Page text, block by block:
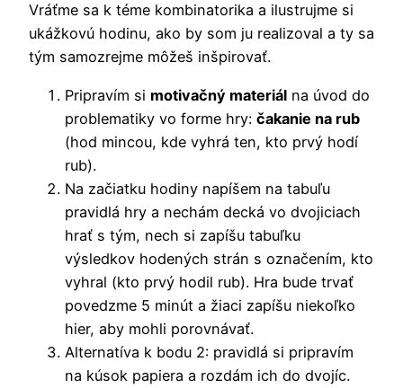
Vráťme sa k téme kombinatorika a ilustrujme si
ukážkovú hodinu, ako by som ju realizoval a ty sa
tým samozrejme môžeš inšpirovať.
Pripravím si motivačný materiál na úvod do
problematiky vo forme hry: čakanie na rub
(hod mincou, kde vyhrá ten, kto prvý hodí
rub).
Na začiatku hodiny napíšem na tabuľu
pravidlá hry a nechám decká vo dvojiciach
hrať s tým, nech si zapíšu tabuľku
výsledkov hodených strán s označením, kto
vyhral (kto prvý hodil rub). Hra bude trvať
povedzme 5 minút a žiaci zapíšu niekoľko
hier, aby mohli porovnávať.
Alternatíva k bodu 2: pravidlá si pripravím
na kúsok papiera a rozdám ich do dvojíc.